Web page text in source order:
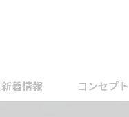
新着情報 コンセプト